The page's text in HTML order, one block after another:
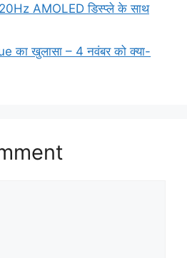
AMOLED डिस्प्ले के साथ
का खुलासा – 4 नवंबर को क्या-